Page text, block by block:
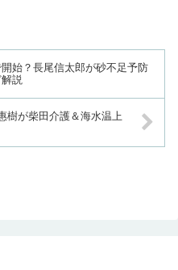
始？長尾信太郎が砂不足予防
説
樹が柴田介護＆海水温上